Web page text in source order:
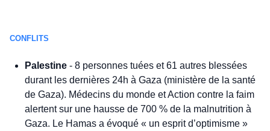
CONFLITS
Palestine - 8 personnes tuées et 61 autres blessées
durant les dernières 24h à Gaza (ministère de la santé
de Gaza). Médecins du monde et Action contre la faim
alertent sur une hausse de 700 % de la malnutrition à
Gaza. Le Hamas a évoqué « un esprit d’optimisme »